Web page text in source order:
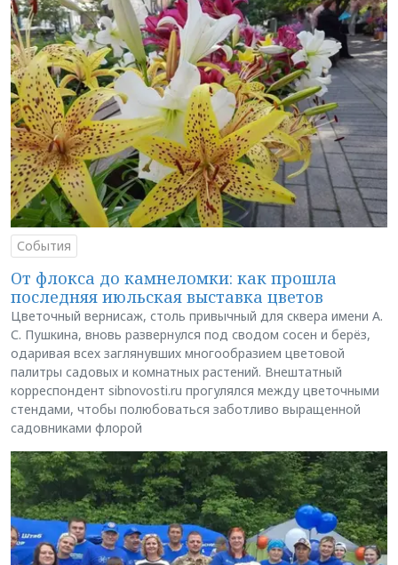
События
От флокса до камнеломки: как прошла
последняя июльская выставка цветов
Цветочный вернисаж, столь привычный для сквера имени А.
С. Пушкина, вновь развернулся под сводом сосен и берёз,
одаривая всех заглянувших многообразием цветовой
палитры садовых и комнатных растений. Внештатный
корреспондент sibnovosti.ru прогулялся между цветочными
стендами, чтобы полюбоваться заботливо выращенной
садовниками флорой